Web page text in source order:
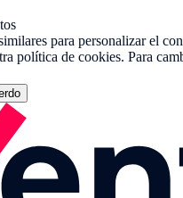
para personalizar el
política de cookies. Para